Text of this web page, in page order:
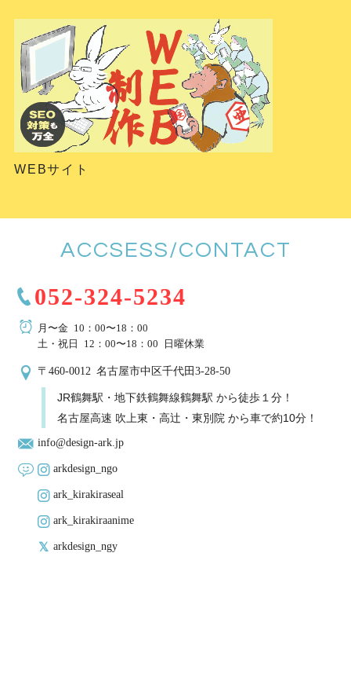
WEBサイト
ACCSESS/CONTACT
052-324-5234
月〜金 10：00〜18：00
土・祝日 12：00〜18：00 日曜休業
〒460-0012 名古屋市中区千代田3-28-50
JR鶴舞駅・地下鉄鶴舞線鶴舞駅 から徒歩１分！
名古屋高速 吹上東・高辻・東別院 から車で約10分！
info@design-ark.jp
arkdesign_ngo
ark_kirakiraseal
ark_kirakiraanime
arkdesign_ngy